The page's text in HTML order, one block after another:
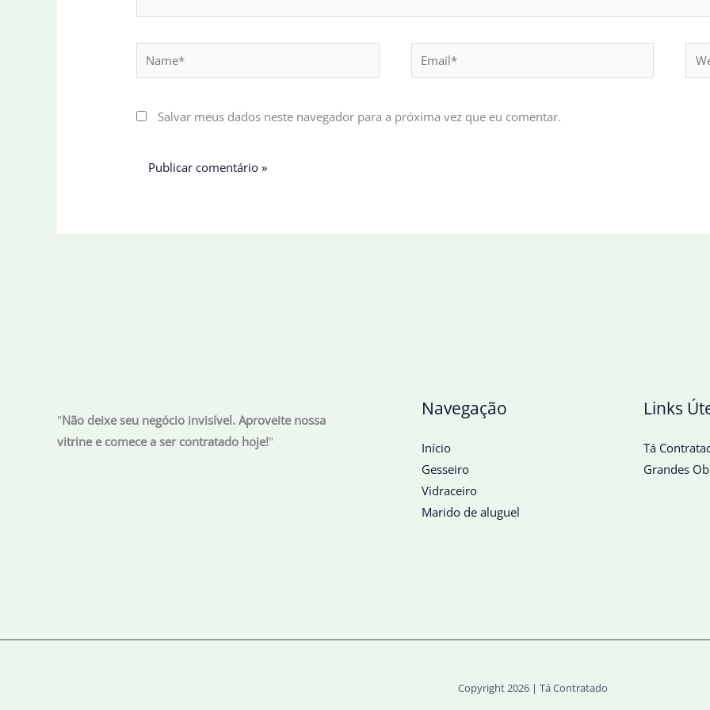
Salvar meus dados neste navegador para a próxima vez que eu comentar.
"Não deixe seu negócio invisível. Aproveite nossa
vitrine e comece a ser contratado hoje!"
Navegação
Início
Gesseiro
Vidraceiro
Marido de aluguel
Links
Tá
Grandes
Copyright 2026 | Tá Contratado